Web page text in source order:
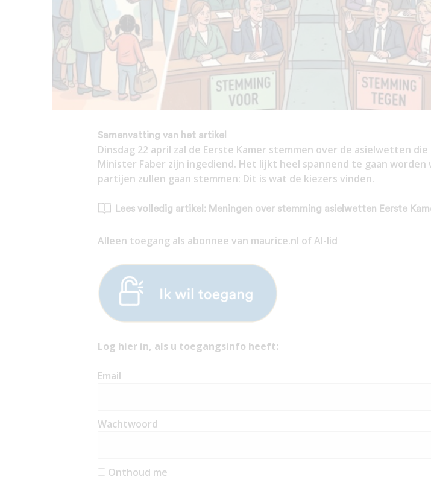
Samenvatting van het artikel
Dinsdag 22 april zal de Eerste Kamer stemmen over de asielwetten
Minister Faber zijn ingediend. Het lijkt heel spannend te gaan worden
partijen zullen gaan stemmen: Dit is wat de kiezers vinden.
Lees volledig artikel: Meningen over stemming asielwetten Eerste
Alleen toegang als abonnee van maurice.nl of AI-lid
Log hier in, als u toegangsinfo heeft:
Email
Wachtwoord
Onthoud me